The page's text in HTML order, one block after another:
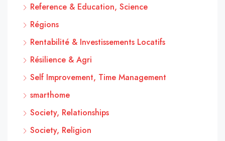
Reference & Education, Science
Régions
Rentabilité & Investissements Locatifs
Résilience & Agri
Self Improvement, Time Management
smarthome
Society, Relationships
Society, Religion